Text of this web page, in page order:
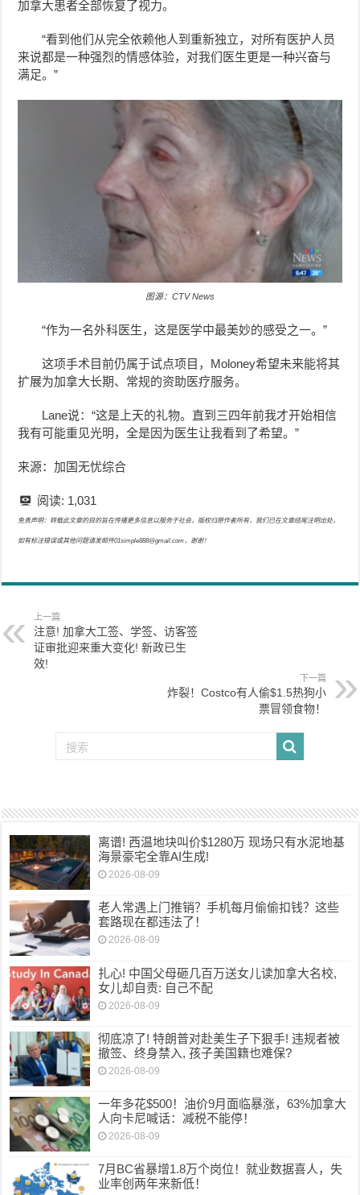
加拿大患者全部恢复了视力。
“看到他们从完全依赖他人到重新独立，对所有医护人员
来说都是一种强烈的情感体验，对我们医生更是一种兴奋与
满足。”
图源：CTV News
“作为一名外科医生，这是医学中最美妙的感受之一。”
这项手术目前仍属于试点项目，Moloney希望未来能将其
扩展为加拿大长期、常规的资助医疗服务。
Lane说：“这是上天的礼物。直到三四年前我才开始相信
我有可能重见光明，全是因为医生让我看到了希望。”
来源：加国无忧综合
阅读: 1,031
免责声明：转载此文章的目的旨在传播更多信息以服务于社会，版权归原作者所有，我们已在文章结尾注明出处，
如有标注错误或其他问题请发邮件01simple888@gmail.com，谢谢！
上一篇
注意! 加拿大工签、学签、访客签
证审批迎来重大变化! 新政已生
效!
下一篇
炸裂！Costco有人偷$1.5热狗小
票冒领食物！
离谱! 西温地块叫价$1280万 现场只有水泥地基
海景豪宅全靠AI生成!
2026-08-09
老人常遇上门推销？手机每月偷偷扣钱？这些
套路现在都违法了！
2026-08-09
扎心! 中国父母砸几百万送女儿读加拿大名校,
女儿却自责: 自己不配
2026-08-09
彻底凉了! 特朗普对赴美生子下狠手! 违规者被
撤签、终身禁入, 孩子美国籍也难保?
2026-08-09
一年多花$500！油价9月面临暴涨，63%加拿大
人向卡尼喊话：减税不能停！
2026-08-09
7月BC省暴增1.8万个岗位！就业数据喜人，失
业率创两年来新低！